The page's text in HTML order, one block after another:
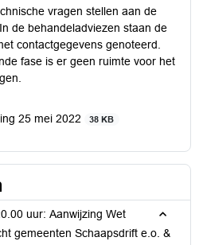
vragen stellen aan de
de behandeladviezen staan de
contactgegevens genoteerd.
fase is er geen ruimte voor het
25 mei 2022
38 KB
uur: Aanwijzing Wet
gemeenten Schaapsdrift e.o. &